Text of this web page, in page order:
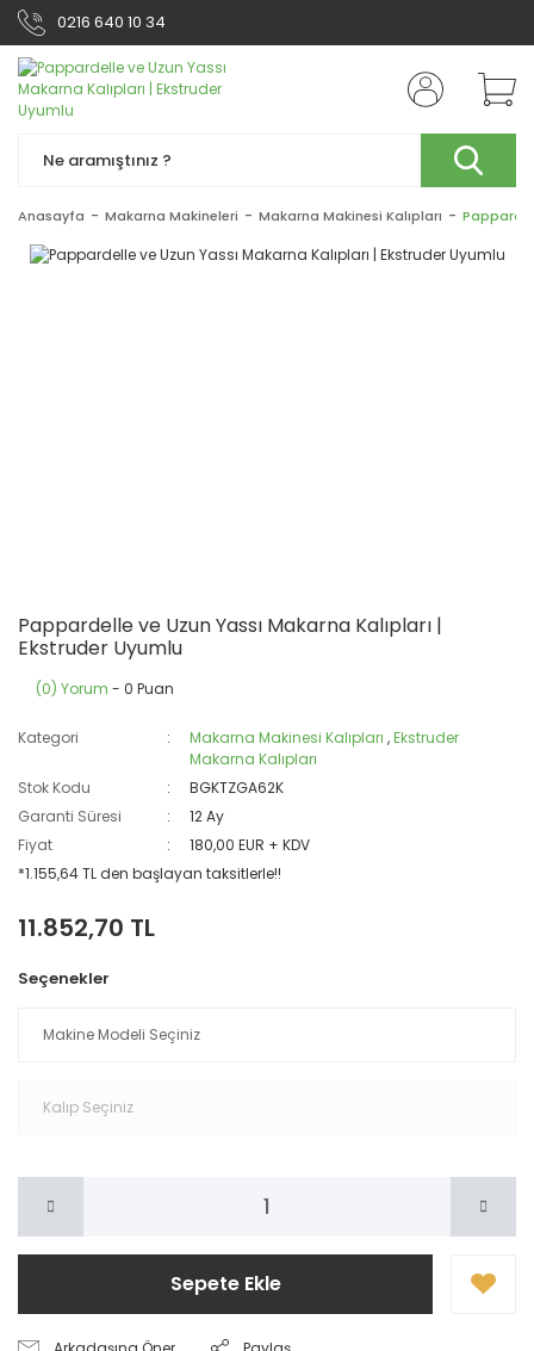
0216 640 10 34
Anasayfa Makarna Makineleri Makarna Makinesi Kalıpları
Pappardelle ve Uzun Yassı Makarna Kalıpları |
Ekstruder Uyumlu
(0) Yorum - 0 Puan
Kategori Makarna Makinesi Kalıpları ,Ekstruder
Makarna Kalıpları
Stok Kodu
BGKTZGA62K
Garanti Süresi
12 Ay
Fiyat
180,00 EUR + KDV
*1.155,64 TL den başlayan taksitlerle!!
11.852,70 TL
Seçenekler
Sepete Ekle